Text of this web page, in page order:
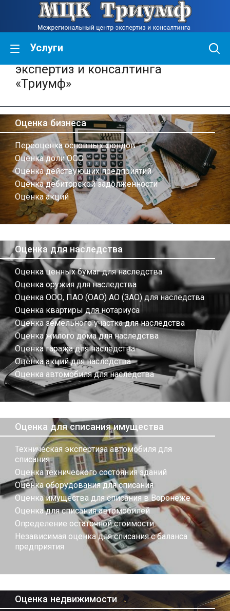
Услуги
Межрегиональный центр
экспертиз и консалтинга
«Триумф»
Оценка бизнеса
Переоценка основных фондов
Оценка доли ООО
Оценка действующих предприятий
Оценка дебиторской задолженности
Оценка акций
Оценка для наследства
Оценка ценных бумаг для наследства
Оценка оружия для наследства
Оценка ООО, ПАО (ОАО) АО (ЗАО) для наследства
Оценка квартиры для нотариуса
Оценка земельного участка для наследства
Оценка жилого дома для наследства
Оценка гаража для наследства
Оценка акций для наследства
Оценка автомобиля для наследства
Оценка для списания имущества
Техническая экспертиза автомобиля для
списания
Оценка технического состояния зданий
Оценка оборудования для списания
Оценка имущества для списания в Воронеже
Оценка для списания автомобилей
Определение остаточной стоимости
Независимая оценка для списания с баланса
предприятия
Оценка недвижимости